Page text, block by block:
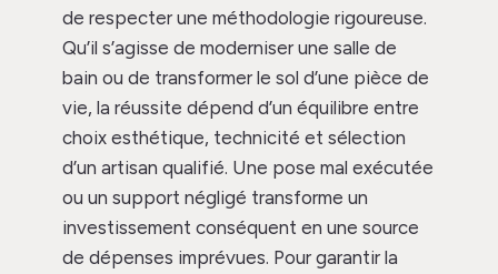
de respecter une méthodologie rigoureuse.
Qu’il s’agisse de moderniser une salle de
bain ou de transformer le sol d’une pièce de
vie, la réussite dépend d’un équilibre entre
choix esthétique, technicité et sélection
d’un artisan qualifié. Une pose mal exécutée
ou un support négligé transforme un
investissement conséquent en une source
de dépenses imprévues. Pour garantir la